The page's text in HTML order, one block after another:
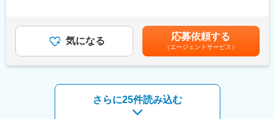
当社は、電気工事事業者、空調設備工事事業者、建設会社、住宅
メーカー、工場、そしてサブコンなど、中小～大手企業まで幅広
サポートまで一貫して対応することで、お客様の現場に最適なソ
リューションをお届けします。
「迅速」「確実」をモットーに、電気設備資材のプロフェッショ
・見積り書の作成
・新規開拓
ート営業です。
・入社後は先輩社員に同行し、顧客や商品について学んでいただ
きます。メーカーの外部研修や資格取得支援も充実しております
ので、教育面もご安心ください。
円 入社5年目・年収620万円 入社5年目賃金はあくまでも目安
の金額であり、選考を通じて上下する可能性があります。月給(月
額)は固定手当を含めた表記です。
気になる 応募依頼する
（エージェントサービス）
さらに25件読み込む